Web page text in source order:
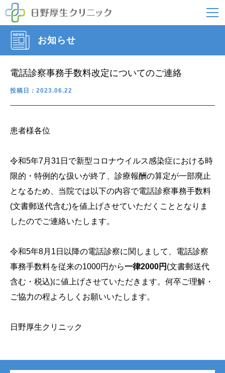
お知らせ
電話診察事務手数料改定についてのご連絡
投稿日：2023.06.22
患者様各位
令和5年7月31日で新型コロナウイルス感染症における時
限的・特例的な扱いが終了、診療報酬の算定が一部廃止
となるため、当院では以下の内容で電話診察事務手数料
(文書郵送代含む)を値上げさせていただくこととなりま
したのでご連絡いたします。
令和5年8月1日以降の電話診察に関しまして、電話診察
事務手数料を従来の1000円から一律2000円 (文書郵送代
含む・税込)に値上げさせていただきます。何卒ご理解・
ご協力の程よろしくお願いいたします。
日野厚生クリニック